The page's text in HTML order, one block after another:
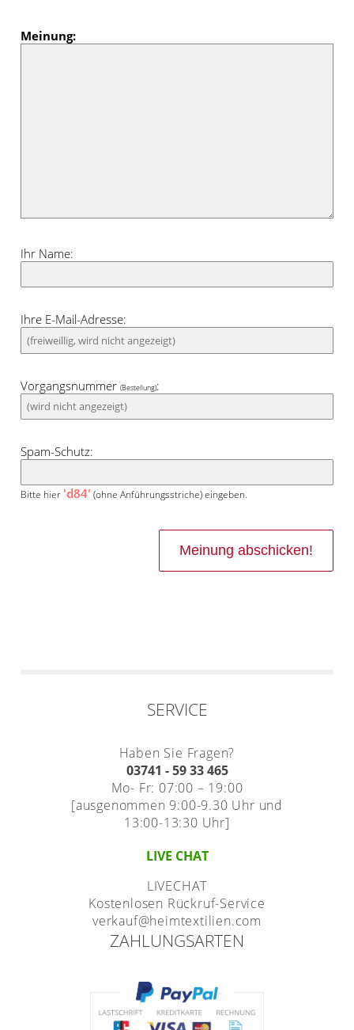
Meinung:
Ihr Name:
Ihre E-Mail-Adresse:
Vorgangsnummer(Bestellung):
Spam-Schutz:
Bitte hier 'd84' (ohne Anführungsstriche) eingeben.
SERVICE
Haben Sie Fragen?
03741 - 59 33 465
Mo- Fr: 07:00 – 19:00
[ausgenommen 9:00-9.30 Uhr und
13:00-13:30 Uhr]
LIVE CHAT
LIVECHAT
Kostenlosen Rückruf-Service
verkauf@heimtextilien.com
ZAHLUNGSARTEN